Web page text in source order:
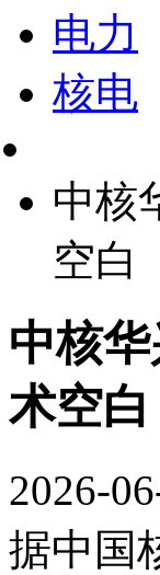
电力
核电
中核
空白
中核
术空白
2026-
据中国